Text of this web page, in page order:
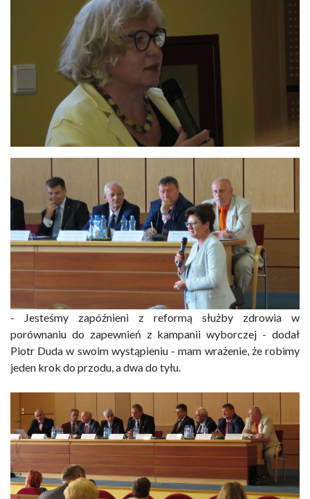
- Jesteśmy zapóźnieni z reformą służby zdrowia w
porównaniu do zapewnień z kampanii wyborczej - dodał
Piotr Duda w swoim wystąpieniu - mam wrażenie, że robimy
jeden krok do przodu, a dwa do tyłu.